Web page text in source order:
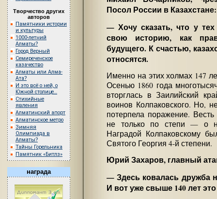
Творчество других
авторов
Памятники истории
и культуры
1000-летний
Алматы?
Город Верный
Семиреченское
казачество
Алматы или Алма-
Ата?
И это всё о ней, о
Южной столице…
Стихийные
явления
Алматинский апорт
Алматинское метро
Зимняя
Олимпиада в
Алматы?
Тайны Горельника
Памятник «Битлз»
награда
Посол России в Казахстане:
— Хочу сказать, что у
свою историю, как
будущего. К счастью,
относятся.
Именно на этих холмах 147
Осенью 1860 года
вторглась в Заилийский
воинов Колпаковского. Но,
потерпела поражение.
не только по степи — о
Наградой Колпаковскому
Святого Георгия 4-й степени.
Юрий Захаров, главный
— Здесь ковалась дружба
И вот уже свыше 140 лет